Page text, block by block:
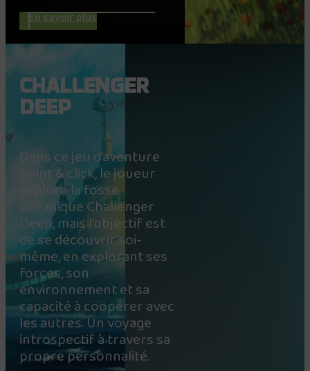
En savoir plus
CHALLENGER
DEEP
Dans ce jeu d’aventure
point & click, le joueur
explore la fosse
océanique Challenger
Deep, mais l’objectif est
de se découvrir soi-
même, en explorant ses
forces, son
environnement et sa
capacité à coopérer avec
les autres. Un voyage
introspectif à travers sa
propre personnalité.